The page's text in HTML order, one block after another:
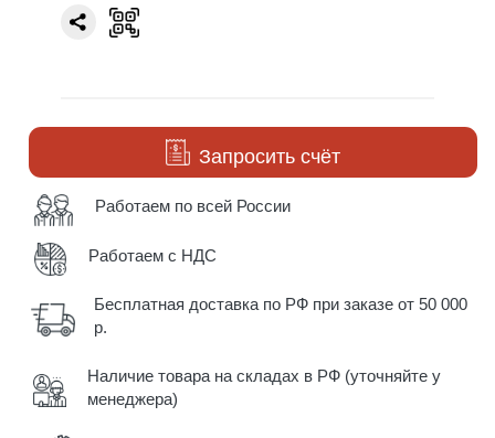
Запросить счёт
Работаем по всей России
Работаем с НДС
Бесплатная доставка по РФ при заказе от 50 000
р.
Наличие товара на складах в РФ (уточняйте у
менеджера)